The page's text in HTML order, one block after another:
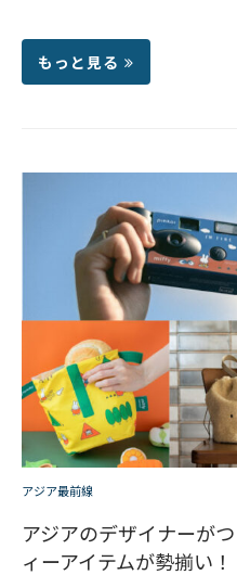
もっと見る
アジア最前線
アジアのデザイナーが
ィーアイテムが勢揃い！